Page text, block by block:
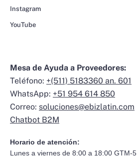
Instagram
YouTube
Mesa de Ayuda a Proveedores:
Teléfono: +(511) 5183360 an. 601
WhatsApp: +51 954 614 850
Correo: soluciones@ebizlatin.com
Chatbot B2M
Horario de atención:
Lunes a viernes de 8:00 a 18:00 GTM-5